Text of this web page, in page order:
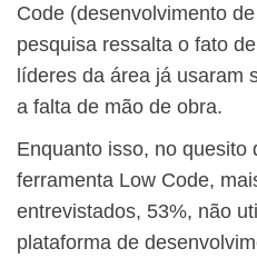
Code (desenvolvimento
pesquisa ressalta o fato
líderes da área já usaram
a falta de mão de obra.
Enquanto isso, no quesito
ferramenta Low Code,
entrevistados, 53%, não
plataforma de